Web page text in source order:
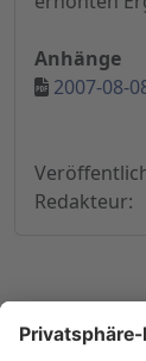
Anhänge
2007-08-
Redakteur:
© 1998-2026